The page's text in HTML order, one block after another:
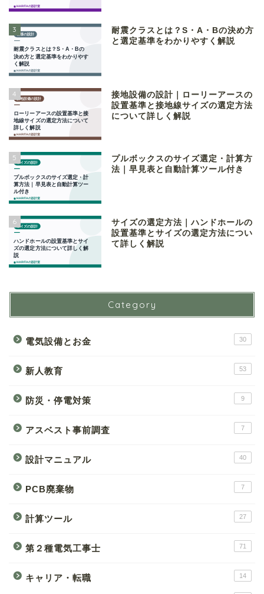
3
耐震クラスとは？S・A・Bの決め方
と選定基準をわかりやすく解説
4
接地設備の設計｜ローリーアースの
設置基準と接地線サイズの選定方法
について詳しく解説
5
プルボックスのサイズ選定・計算方
法｜早見表と自動計算ツール付き
6
サイズの選定方法｜ハンドホールの
設置基準とサイズの選定方法につい
て詳しく解説
Category
電気設備とお金 30
新人教育 53
防災・停電対策 9
アスベスト事前調査 7
設計マニュアル 40
PCB廃棄物 7
計算ツール 27
第２種電気工事士 71
キャリア・転職 14